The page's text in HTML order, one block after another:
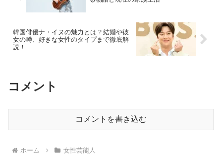
韓国俳優ナ・イヌの魅力とは？結婚や彼
女の噂、好きな女性のタイプまで徹底解
説！
コメント
コメントを書き込む
ホーム 女性芸能人